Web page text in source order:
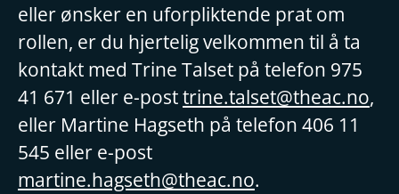
eller ønsker en uforpliktende prat om
rollen, er du hjertelig velkommen til å ta
kontakt med Trine Talset på telefon 975
41 671 eller e-posttrine.talset@theac.no,
eller Martine Hagseth på telefon 406 11
545 eller e-post
martine.hagseth@theac.no.